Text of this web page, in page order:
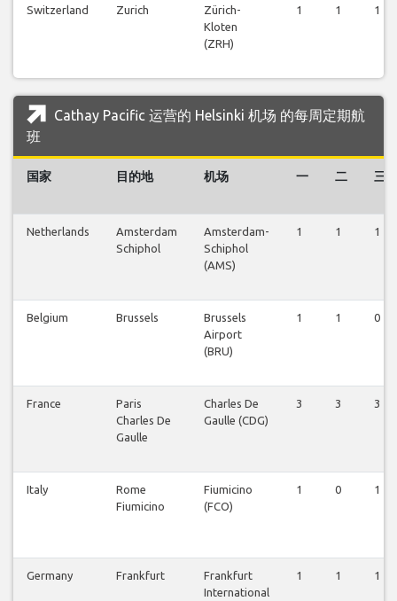
Switzerland Zurich
Zürich-
Kloten
(ZRH)
1 1 1
Cathay Pacific 运营的 Helsinki 机场 的每周定期航
班
国家 目的地 机场 一 二 三
Netherlands
Amsterdam
Schiphol
Amsterdam-
Schiphol
(AMS)
1 1 1
Belgium Brussels
Brussels
Airport
(BRU)
1 1 0
France
Paris
Charles De
Gaulle
Charles De
Gaulle (CDG)
3 3 3
Italy
Rome
Fiumicino
Fiumicino
(FCO)
1 0 1
Germany Frankfurt
Frankfurt
International
1 1 1